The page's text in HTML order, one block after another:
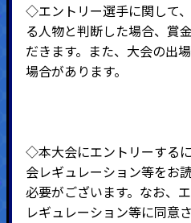
◇エントリー選手に関して
る人物と判断した場合、賞
だきます。また、大会の出
場合があります。
◇本大会にエントリーする
会レギュレーション等をお
必要がございます。なお、
レギュレーション等に同意